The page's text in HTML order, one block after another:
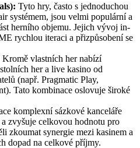
Tyto hry, často s jednoduchou
systémem, jsou velmi populární a
herního objemu. Jejich vývoj in-
rychlou iteraci a přizpůsobení se
Kromě vlastních her nabízí
her a live kasino od
(např. Pragmatic Play,
Tato kombinace oslovuje široké
komplexní sázkové kanceláře
zvyšuje celkovou hodnotu pro
zkoumat synergie mezi kasinem a
dopad na celkové příjmy.